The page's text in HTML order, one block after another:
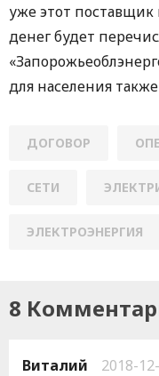
уже этот
денег будет
для населения
ДОГОВОР
СЕТИ
ЭЛЕКТРОЭНЕРГИЯ
8
Виталий 2018-